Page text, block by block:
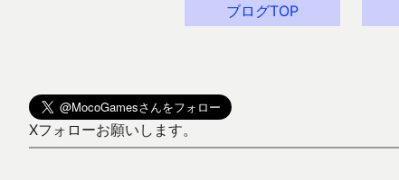
ブログTOP
Xフォローお願いします。